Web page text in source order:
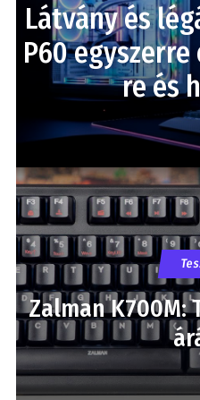
Látvány és
P60
re és
Zalman K700M: